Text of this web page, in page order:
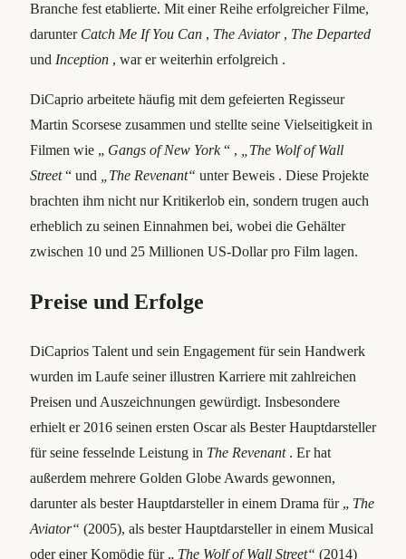
Branche fest etablierte. Mit einer Reihe erfolgreicher Filme,
darunter Catch Me If You Can , The Aviator, The Departed
und Inception , war er weiterhin erfolgreich .
DiCaprio arbeitete häufig mit dem gefeierten Regisseur
Martin Scorsese zusammen und stellte seine Vielseitigkeit in
Filmen wie „ Gangs of New York“ ,
„The Wolf of Wall
Street“ und „The Revenant“ unter Beweis . Diese Projekte
brachten ihm nicht nur Kritikerlob ein, sondern trugen auch
erheblich zu seinen Einnahmen bei, wobei die Gehälter
zwischen 10 und 25 Millionen US-Dollar pro Film lagen.
Preise und Erfolge
DiCaprios Talent und sein Engagement für sein Handwerk
wurden im Laufe seiner illustren Karriere mit zahlreichen
Preisen und Auszeichnungen gewürdigt. Insbesondere
erhielt er 2016 seinen ersten Oscar als Bester Hauptdarsteller
für seine fesselnde Leistung in The Revenant. Er hat
außerdem mehrere Golden Globe Awards gewonnen,
darunter als bester Hauptdarsteller in einem Drama für „ The
Aviator“ (2005), als bester Hauptdarsteller in einem Musical
oder einer Komödie für „ The Wolf of Wall Street“ (2014)